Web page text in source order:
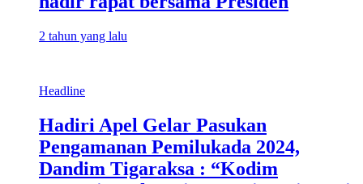
2 tahun yang lalu
Headline
Hadiri Apel Gelar Pasukan
Pengamanan Pemilukada 2024,
Dandim Tigaraksa : “Kodim